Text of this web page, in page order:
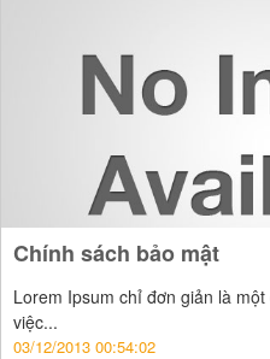
Chính sách bảo mật
Lorem Ipsum chỉ đơn giản là
việc...
03/12/2013 00:54:02